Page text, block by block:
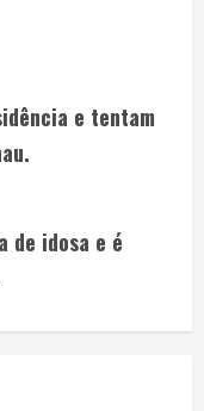
e tentam
de idosa e é